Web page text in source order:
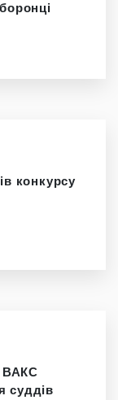
конкурсу
ВАКС
суддів